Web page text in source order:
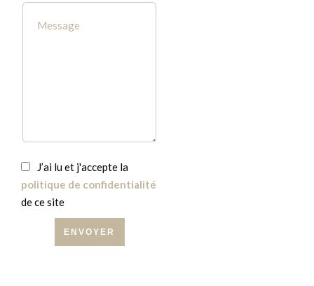
J’ai lu et j'accepte la
politique de confidentialité
de ce site
ENVOYER